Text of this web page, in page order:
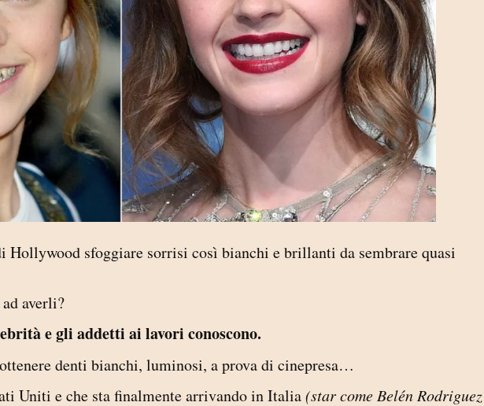
Hollywood sfoggiare sorrisi così bianchi e brillanti da sembrare quasi
averli?
e gli addetti ai lavori conoscono.
denti bianchi, luminosi, a prova di cinepresa…
Uniti e che sta finalmente arrivando in Italia(star come Belén Rodriguez